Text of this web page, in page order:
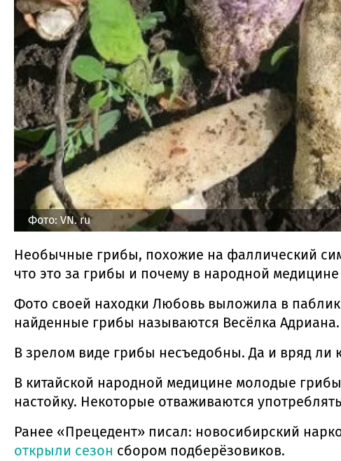
Фото: VN. ru
Необычные грибы, похожие на фаллический
что это за грибы и почему в народной
Фото своей находки Любовь выложила в
найденные грибы называются Весёлка
В зрелом виде грибы несъедобны. Да и вряд ли
В китайской народной медицине молодые
настойку. Некоторые отваживаются
Ранее «Прецедент» писал: новосибирский
открыли сезон сбором подберёзовиков.